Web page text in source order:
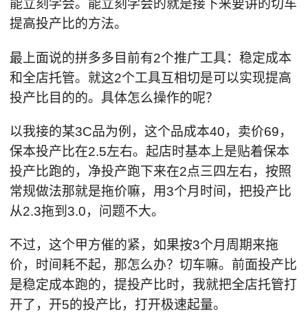
能立刻学会。能立刻学会的就是接下来要讲的切车
提高投产比的方法。
最上面说的拼多多目前有2个推广工具：稳定成本
和全店托管。就这2个工具互相切是可以实现提高
投产比目的的。具体怎么操作的呢？
以我接的某3C品为例，这个品成本40，卖价69，
保本投产比在2.5左右。起店时基本上是贴着保本
投产比跑的，净投产跑下来在2点三四左右，按照
常规做法那就是拖价嘛，用3个月时间，把投产比
从2.3拖到3.0，问题不大。
不过，这个甲方催的紧，如果按3个月周期来拖
价，时间耗不起，那怎么办？切车嘛。前面投产比
是稳定成本跑的，提投产比时，我就把全店托管打
开了，开5的投产比，打开极速起量。